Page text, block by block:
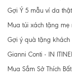
Gợi Ý 5 mẫu ví da
Mua túi xách tặng
Gợi ý quà tặng
Gianni Conti - IN
Mua Sắm Sở Thích